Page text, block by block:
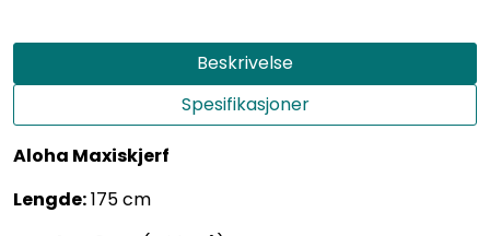
Beskrivelse
Spesifikasjoner
Aloha Maxiskjerf
Lengde:175 cm